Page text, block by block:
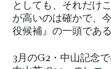
としても、それだけ
が高いのは確かで、
役候補』の一頭であ
3月のG2・中山記念